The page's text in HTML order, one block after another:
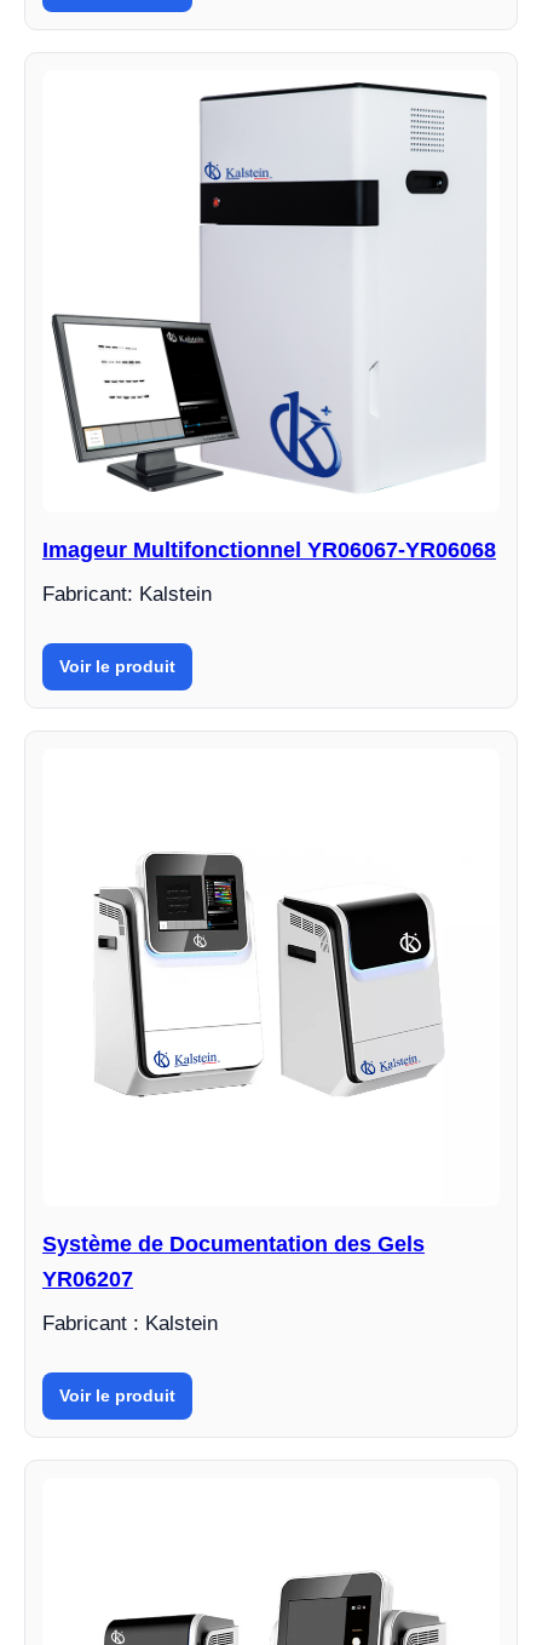
Imageur Multifonctionnel YR06067-YR06068
Fabricant: Kalstein
Voir le produit
Système de Documentation des Gels
YR06207
Fabricant : Kalstein
Voir le produit